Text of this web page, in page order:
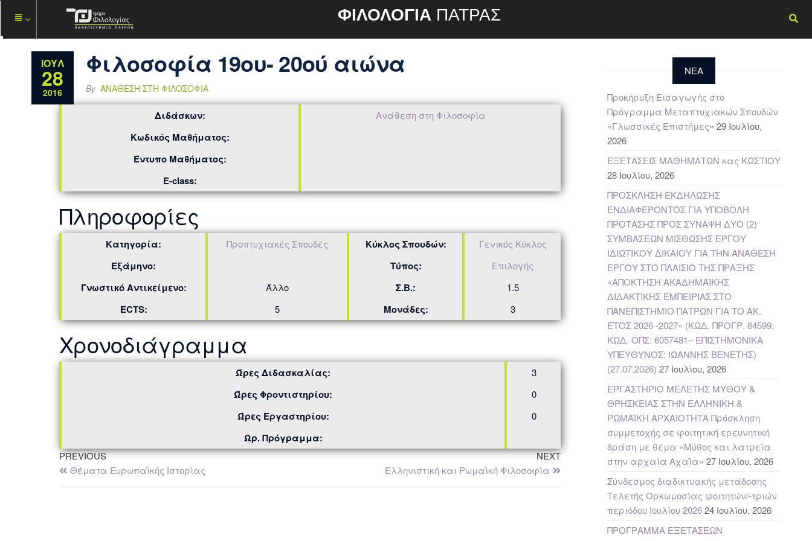
ΦΙΛΟΛΟΓΙΑ ΠΑΤΡΑΣ
ΙΟΎΛ
28
2016
Φιλοσοφία 19ου- 20ού αιώνα
By ΑΝΆΘΕΣΗ ΣΤΗ ΦΙΛΟΣΟΦΊΑ
Διδάσκων: Ανάθεση στη Φιλοσοφία
Κωδικός Μαθήματος:
Έντυπο Μαθήματος:
E-class:
Πληροφορίες
Κατηγορία: Προπτυχιακές Σπουδές Κύκλος Σπουδών: Γενικός Κύκλος
Εξάμηνο: Τύπος: Επιλογής
Γνωστικό Αντικείμενο: Άλλο Σ.Β.: 1.5
ECTS: 5 Μονάδες: 3
Χρονοδιάγραμμα
Ώρες Διδασκαλίας: 3
Ώρες Φροντιστηρίου: 0
Ώρες Εργαστηρίου: 0
Ωρ. Πρόγραμμα:
PREVIOUS
Θέματα Ευρωπαϊκής Ιστορίας
NEXT
Ελληνιστική και Ρωμαϊκή Φιλοσοφία
NEA
Προκήρυξη Εισαγωγής στο
Πρόγραμμα Μεταπτυχιακών Σπουδών
«Γλωσσικές Επιστήμες» 29 Ιουλίου,
2026
ΕΞΕΤΑΣΕΙΣ ΜΑΘΗΜΑΤΩΝ κας ΚΩΣΤΙΟΥ
28 Ιουλίου, 2026
ΠΡΟΣΚΛΗΣΗ ΕΚΔΗΛΩΣΗΣ
ΕΝΔΙΑΦΕΡΟΝΤΟΣ ΓΙΑ ΥΠΟΒΟΛΗ
ΠΡΟΤΑΣΗΣ ΠΡΟΣ ΣΥΝΑΨΗ ΔΥΟ (2)
ΣΥΜΒΑΣΕΩΝ ΜΙΣΘΩΣΗΣ ΕΡΓΟΥ
ΙΔΙΩΤΙΚΟΥ ΔΙΚΑΙΟΥ ΓΙΑ ΤΗΝ ΑΝΑΘΕΣΗ
ΕΡΓΟΥ ΣΤΟ ΠΛΑΙΣΙΟ ΤΗΣ ΠΡΑΞΗΣ
«ΑΠΟΚΤΗΣΗ ΑΚΑΔΗΜΑΪΚΗΣ
ΔΙΔΑΚΤΙΚΗΣ ΕΜΠΕΙΡΙΑΣ ΣΤΟ
ΠΑΝΕΠΙΣΤΗΜΙΟ ΠΑΤΡΩΝ ΓΙΑ ΤΟ ΑΚ.
ΕΤΟΣ 2026 -2027» (ΚΩΔ. ΠΡΟΓΡ. 84599,
ΚΩΔ. ΟΠΣ: 6057481– ΕΠΙΣΤΗΜΟΝΙΚΑ
ΥΠΕΥΘΥΝΟΣ: ΙΩΑΝΝΗΣ ΒΕΝΕΤΗΣ)
(27.07.2026) 27 Ιουλίου, 2026
ΕΡΓΑΣΤΗΡΙΟ ΜΕΛΕΤΗΣ ΜΥΘΟΥ &
ΘΡΗΣΚΕΙΑΣ ΣΤΗΝ ΕΛΛΗΝΙΚΗ &
ΡΩΜΑΪΚΗ ΑΡΧΑΙΟΤΗΤΑ Πρόσκληση
συμμετοχής σε φοιτητική ερευνητική
δράση με θέμα «Μύθος και λατρεία
στην αρχαία Αχαΐα» 27 Ιουλίου, 2026
Σύνδεσμος διαδικτυακής μετάδοσης
Τελετής Ορκωμοσίας φοιτητών/-τριών
περιόδου Ιουλίου 2026 24 Ιουλίου, 2026
ΠΡΟΓΡΑΜΜΑ ΕΞΕΤΑΣΕΩΝ